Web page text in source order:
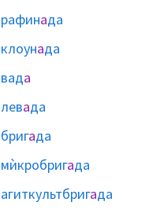
рафинада
клоунада
вада
левада
бригада
мѝкробригада
агиткультбригада